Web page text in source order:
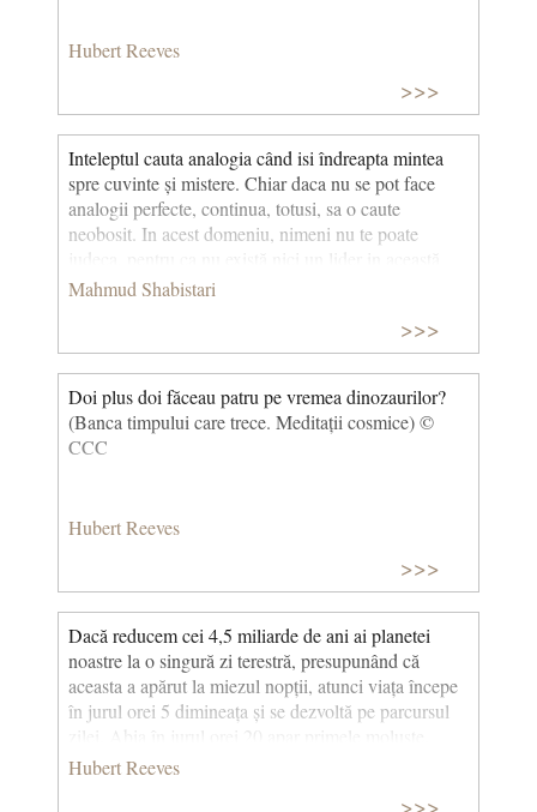
Hubert Reeves
>>>
Inteleptul cauta analogia când isi îndreapta mintea
spre cuvinte și mistere. Chiar daca nu se pot face
analogii perfecte, continua, totusi, sa o caute
neobosit. In acest domeniu, nimeni nu te poate
sectă, cu excepția "Adevărului". © CCC
Mahmud Shabistari
>>>
Doi plus doi făceau patru pe vremea dinozaurilor?
(Banca timpului care trece. Meditații cosmice) ©
CCC
Hubert Reeves
>>>
Dacă reducem cei 4,5 miliarde de ani ai planetei
noastre la o singură zi terestră, presupunând că
aceasta a apărut la miezul nopții, atunci viața începe
în jurul orei 5 dimineața și se dezvoltă pe parcursul
zilei. Abia în jurul orei 20 apar primele moluște.
Apoi, la ora 23, sosesc dinozaurii, care dispar la ora
Hubert Reeves
>>>